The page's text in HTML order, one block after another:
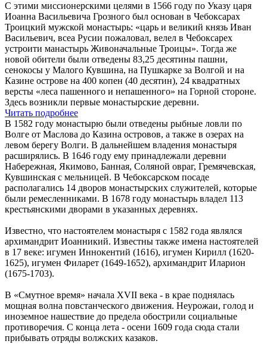
С этими миссионерскими целями в 1566 году по Указу царя
Иоанна Васильевича Грозного был основан в Чебоксарах
Троицкий мужской монастырь: «царь и великий князь Иван
Васильевич, всеа Русии пожаловал, велел в Чебоксарех
устроити манастырь Живоначальные Троицы». Тогда же
новой обители были отведены 83,25 десятины пашни,
сенокосы у Малого Кувшина, на Пушкарке за Волгой и на
Казине острове на 400 копен (40 десятин), 24 квадратных
версты «леса пашенного и непашенного» на Горной стороне.
Здесь возникли первые монастырские деревни.
Читать подробнее
В 1582 году монастырю были отведены рыбные ловли по
Волге от Маслова до Казина островов, а также в озерах на
левом берегу Волги. В дальнейшем владения монастыря
расширялись. В 1646 году ему принадлежали деревни
Набережная, Якимово, Банная, Соляной овраг, Гремячевская,
Кувшинская с мельницей. В Чебоксарском посаде
располагались 14 дворов монастырских служителей, которые
были ремесленниками. В 1678 году монастырь владел 113
крестьянскими дворами в указанных деревнях.
Известно, что настоятелем монастыря с 1582 года являлся
архимандрит Иоанникий. Известны также имена настоятелей
в 17 веке: игумен Иннокентий (1616), игумен Кирилл (1620-
1625), игумен Филарет (1649-1652), архимандрит Иларион
(1675-1703).
В «Смутное время» начала XVII века - в крае поднялась
мощная волна повстанческого движения. Неурожаи, голод и
иноземное нашествие до предела обострили социальные
противоречия. С конца лета - осени 1609 года сюда стали
прибывать отряды волжских казаков.